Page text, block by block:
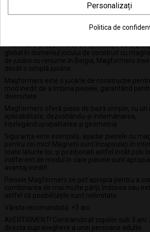
Posibilitățile și distracția sunt nelimitate, așa
lase imaginația liberă și creativitatea lor va
Proiectate și dezvoltate de specialiști de la
global în domeniul jocului de construit cu
de jucării cu renume în Belgia, Magformers
decât o simplă jucărie.
Magformers este o jucărie de construcție
mod inedit de a îmbina piesele, garantând
diversitate.
Magformers oferă piese de bază simple, cu un
aplicabilitate, dezvoltându-și îndemânarea,
înțelegând spațialitatea și geometria.
Siguranța este esențială, așadar piesele cu
pentru cei mici! Magneții sunt încapsulați în
toate laturile lor, și poziționati astfel încât polii
indiferent de modul în care piesele sunt
avantaj inedit!
Piesele Magformers se pot apropia pentru a
combinarea de mai multe părți, îndoirea sau
astfel că posibilitățile sunt nelimitate.
Vârsta recomandată: +3 ani.
AVERTISMENT! Contraindicat copiilor sub 3
directa supraveghere a unei persoane adulte.
Personalizați
Politica de